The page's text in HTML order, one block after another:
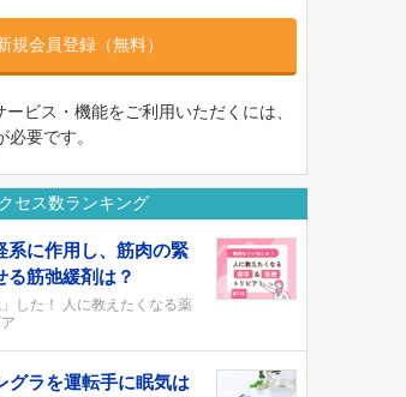
規会員登録（無料）
ビス・機能をご利用いただくには、
必要です。
セス数ランキング
系に作用し、筋肉の緊
る筋弛緩剤は？
した！ 人に教えたくなる薬
グラを運転手に眠気は